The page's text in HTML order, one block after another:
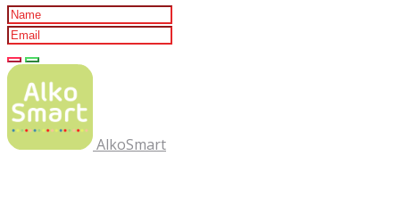
AlkoSmart